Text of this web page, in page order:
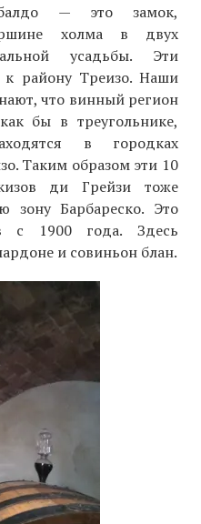
— это замок,
холма в двух
усадьбы. Эти
к району Треизо. Наши
что винный регион
бы в треугольнике,
в городках
Таким образом эти 10
ди Грейзи тоже
зону Барбареско. Это
с 1900 года. Здесь
и совиньон блан.